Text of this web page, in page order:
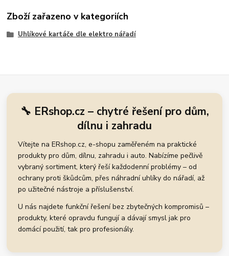
Zboží zařazeno v kategoriích
Uhlíkové kartáče dle elektro nářadí
🔧 ERshop.cz – chytré řešení pro dům,
dílnu i zahradu
Vítejte na ERshop.cz, e-shopu zaměřeném na praktické
produkty pro dům, dílnu, zahradu i auto. Nabízíme pečlivě
vybraný sortiment, který řeší každodenní problémy – od
ochrany proti škůdcům, přes náhradní uhlíky do nářadí, až
po užitečné nástroje a příslušenství.
U nás najdete funkční řešení bez zbytečných kompromisů –
produkty, které opravdu fungují a dávají smysl jak pro
domácí použití, tak pro profesionály.